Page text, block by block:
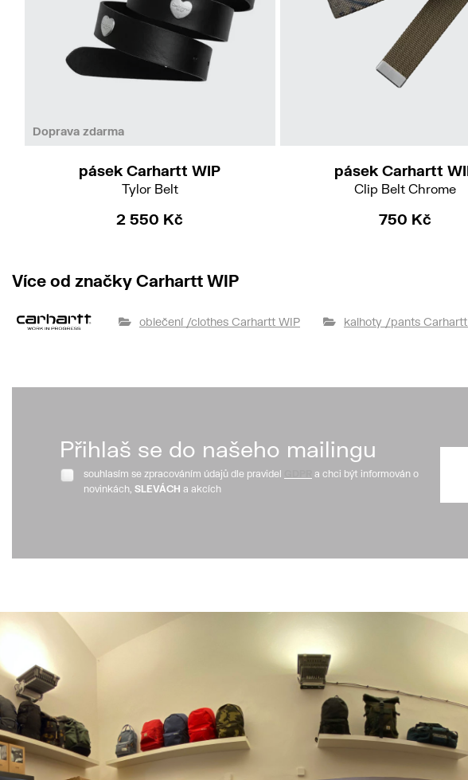
Doprava zdarma
pásek Carhartt WIP
Tylor Belt
2 550 Kč
pásek Carhartt
Clip Belt Chrome
750 Kč
Více od značky Carhartt WIP
oblečení /clothes Carhartt WIP kalhoty /pants
Přihlaš se do našeho mailingu
souhlasím se zpracováním údajů dle pravidel
a chci být informován o
novinkách, SLEVÁCH a akcích